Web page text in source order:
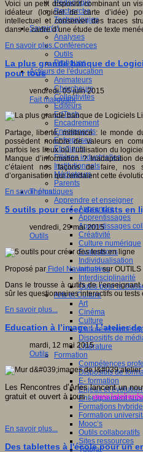
Pédagogie
Recherche
Technologies
Savoir(s)
Analyses
Conférences
Outils
Pratiques
Acteurs de l'éducation
Animateurs
Chercheurs
Collectivités
Editeurs
EdTech
Encadrement
Enseignants
Entreprises
Etudiants
Filières industrielles
Institutionnels
Médiateurs
Parents
Thématiques
Apprendre et enseigner
Apprendre
Apprentissages
Apprentissages
Créativité
Culture numérique
Evaluations
Individualisation
Initiatives
Interdisciplinarité
Outils pour la
Arts et Culture
Art
Cinéma
Culture
Culture et
Dispositifs de
Littérature
Formation
Compétences
Dispositifs de
E- formation
Enjeux et
Enseignement
Formations
Formation
Mooc’s
Outils collaboratifs
Sites ressources
Tutorat
Voici un petit dispositif combinant un
idéateur (logiciel de carte d’idée)
intellectuel et conserver des traces
dans le cadre d’une étude de texte
En savoir plus...
La plus grande banque de
pour tous
vendredi, 05 juin 2015
Fait marquant
Partage, liberté, militance : le monde
possèdent nombre de valeurs en
parfois les lieux où l’utilisation du
Manque d’information ? Inadaptation
c’étaient nos façons de faire, nos
d’organisation qui rendaient cette
En savoir plus...
5 outils pour créer des tests en
vendredi, 29 mai 2015
Outils
Proposé par Fidel Navamuelsur OUTILS
Dans le trousse à outils de
sûr les questionnaires interactifs ou tests
En savoir plus...
Education à l’image : L’atelier
mardi, 12 mai 2015
Outils
Les Rencontres d’Arles lancent un
gratuit et ouvert à tous :
En savoir plus...
Des tablettes à l'école pour un